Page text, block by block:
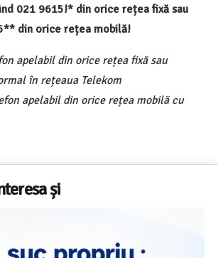
021 9615!* din orice rețea fixă sau
din orice rețea mobilă!
apelabil din orice rețea fixă sau
în rețeaua Telekom
apelabil din orice rețea mobilă cu
și